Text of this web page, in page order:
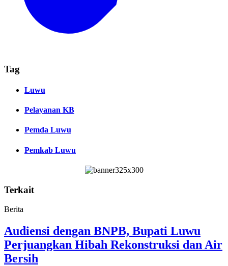
Tag
Luwu
Pelayanan KB
Pemda Luwu
Pemkab Luwu
Terkait
Berita
Audiensi dengan BNPB, Bupati Luwu
Perjuangkan Hibah Rekonstruksi dan Air
Bersih